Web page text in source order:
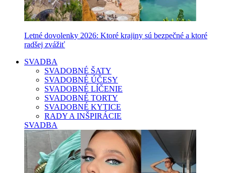
Letné dovolenky 2026: Ktoré krajiny sú bezpečné a ktoré
radšej zvážiť
SVADBA
SVADOBNÉ ŠATY
SVADOBNÉ ÚČESY
SVADOBNÉ LÍČENIE
SVADOBNÉ TORTY
SVADOBNÉ KYTICE
RADY A INŠPIRÁCIE
SVADBA